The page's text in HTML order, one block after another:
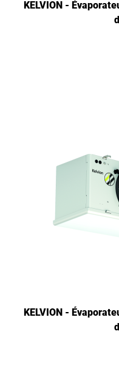
KELVION -
KELVION -